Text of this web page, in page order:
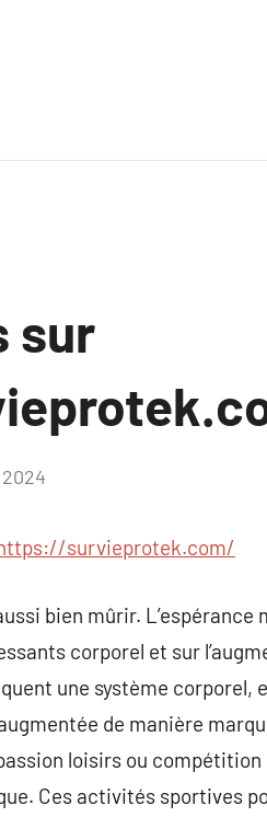
sur
survieprotek.com/
bien mûrir.
corporel et sur
une système corporel,
de manière
loisirs ou
Ces activités sportives